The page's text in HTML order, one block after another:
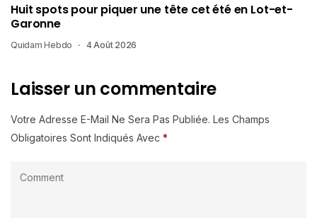
Huit spots pour piquer une tête cet été en Lot-et-
Garonne
Quidam Hebdo 4 Août 2026
Laisser un commentaire
Votre Adresse E-Mail Ne Sera Pas Publiée. Les Champs
Obligatoires Sont Indiqués Avec *